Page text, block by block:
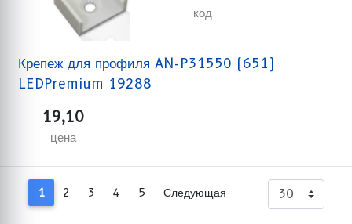
код
Крепеж для профиля AN-P31550 (651)
LEDPremium 19288
19,10
цена
1 2 3 4 5 Следующая